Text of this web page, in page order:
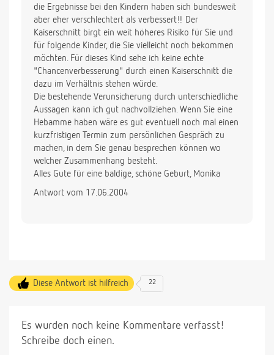
die Ergebnisse bei den Kindern haben sich bundesweit
aber eher verschlechtert als verbessert!! Der
Kaiserschnitt birgt ein weit höheres Risiko für Sie und
für folgende Kinder, die Sie vielleicht noch bekommen
möchten. Für dieses Kind sehe ich keine echte
"Chancenverbesserung" durch einen Kaiserschnitt die
dazu im Verhältnis stehen würde.
Die bestehende Verunsicherung durch unterschiedliche
Aussagen kann ich gut nachvollziehen. Wenn Sie eine
Hebamme haben wäre es gut eventuell noch mal einen
kurzfristigen Termin zum persönlichen Gespräch zu
machen, in dem Sie genau besprechen können wo
welcher Zusammenhang besteht.
Alles Gute für eine baldige, schöne Geburt, Monika
Antwort vom 17.06.2004
Diese Antwort ist hilfreich 22
Es wurden noch keine Kommentare verfasst!
Schreibe doch einen.